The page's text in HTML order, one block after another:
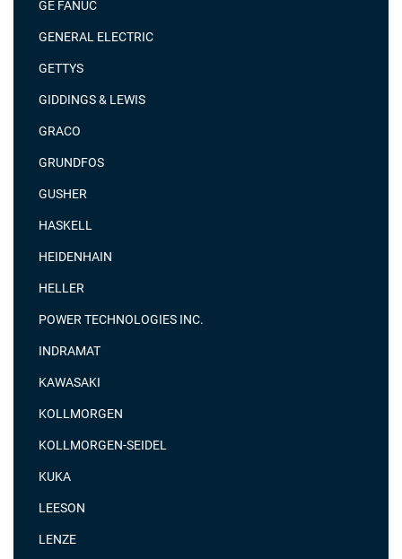
GE FANUC
GENERAL ELECTRIC
GETTYS
GIDDINGS & LEWIS
GRACO
GRUNDFOS
GUSHER
HASKELL
HEIDENHAIN
HELLER
POWER TECHNOLOGIES INC.
INDRAMAT
KAWASAKI
KOLLMORGEN
KOLLMORGEN-SEIDEL
KUKA
LEESON
LENZE